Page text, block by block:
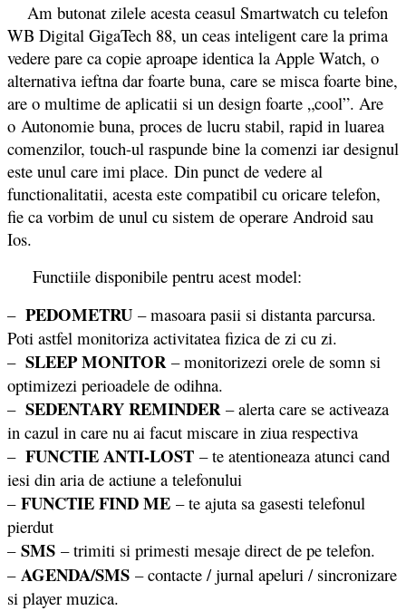
Am butonat zilele acesta ceasul Smartwatch cu telefon
WB Digital GigaTech 88, un ceas inteligent care la prima
vedere pare ca copie aproape identica la Apple Watch, o
alternativa ieftna dar foarte buna, care se misca foarte bine,
are o multime de aplicatii si un design foarte „cool”. Are
o Autonomie buna, proces de lucru stabil, rapid in luarea
comenzilor, touch-ul raspunde bine la comenzi iar designul
este unul care imi place. Din punct de vedere al
functionalitatii, acesta este compatibil cu oricare telefon,
fie ca vorbim de unul cu sistem de operare Android sau
Ios.
Functiile disponibile pentru acest model:
– PEDOMETRU – masoara pasii si distanta parcursa.
Poti astfel monitoriza activitatea fizica de zi cu zi.
– SLEEP MONITOR– monitorizezi orele de somn si
optimizezi perioadele de odihna.
– SEDENTARY REMINDER– alerta care se activeaza
in cazul in care nu ai facut miscare in ziua respectiva
– FUNCTIE ANTI-LOST – te atentioneaza atunci cand
iesi din aria de actiune a telefonului
– FUNCTIE FIND ME – te ajuta sa gasesti telefonul
pierdut
– SMS – trimiti si primesti mesaje direct de pe telefon.
– AGENDA/SMS – contacte / jurnal apeluri / sincronizare
si player muzica.